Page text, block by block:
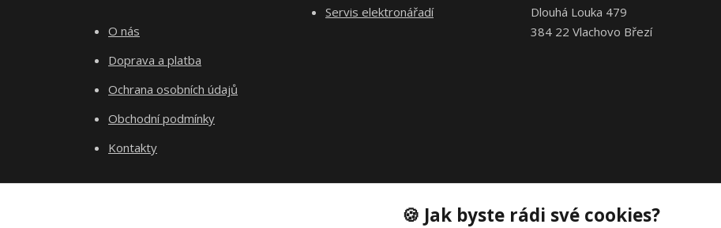
O nás
Doprava a platba
Ochrana osobních údajů
Obchodní podmínky
Kontakty
Servis elektronářadí
Dlouhá Louka 479
384 22 Vlachovo Březí
🍪 Jak byste rádi své cookies?